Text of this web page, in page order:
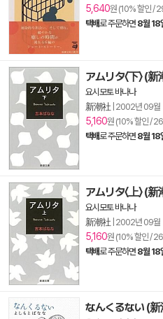
5,640원 (10% 할인 /
택배로 주문하면 8월 18
アムリタ〈下〉 (
요시모토 바나나
新潮社 2002년 09월
5,160원 (10% 할인 /
택배로 주문하면 8월 18
アムリタ〈上〉 (
요시모토 바나나
新潮社 2002년 09월
5,160원 (10% 할인 /
택배로 주문하면 8월 18
なんくるない (